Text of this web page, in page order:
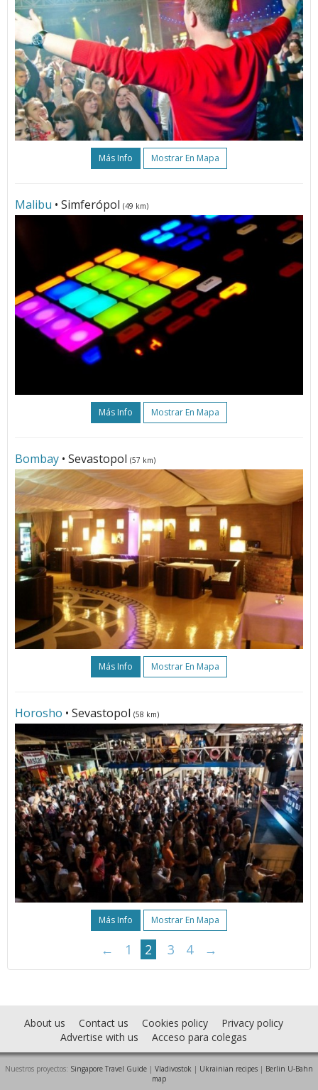
Más Info Mostrar En Mapa
Malibu • Simferópol (49 km)
Más Info Mostrar En Mapa
Bombay • Sevastopol (57 km)
Más Info Mostrar En Mapa
Horosho • Sevastopol (58 km)
Más Info Mostrar En Mapa
← 1 2 3 4 →
About us Contact us Cookies policy
Privacy policy
Advertise with us
Acceso para colegas
Nuestros proyectos: Singapore Travel Guide | Vladivostok | Ukrainian recipes | Berlin U-Bahn
map